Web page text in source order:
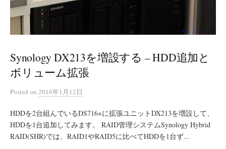
Synology DX213を増設する – HDD追加と
ボリューム拡張
Posted on 2016年1月12日
HDDを2台組んでいるDS716+に拡張ユニットDX213を増設して、
HDDを1台追加してみます。 RAID管理システムSynology Hybrid
RAID(SHR)では、RAID1やRAID5に比べてHDDを1台ず...